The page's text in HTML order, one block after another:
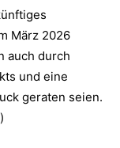
März 2026
auch durch
und eine
geraten seien.